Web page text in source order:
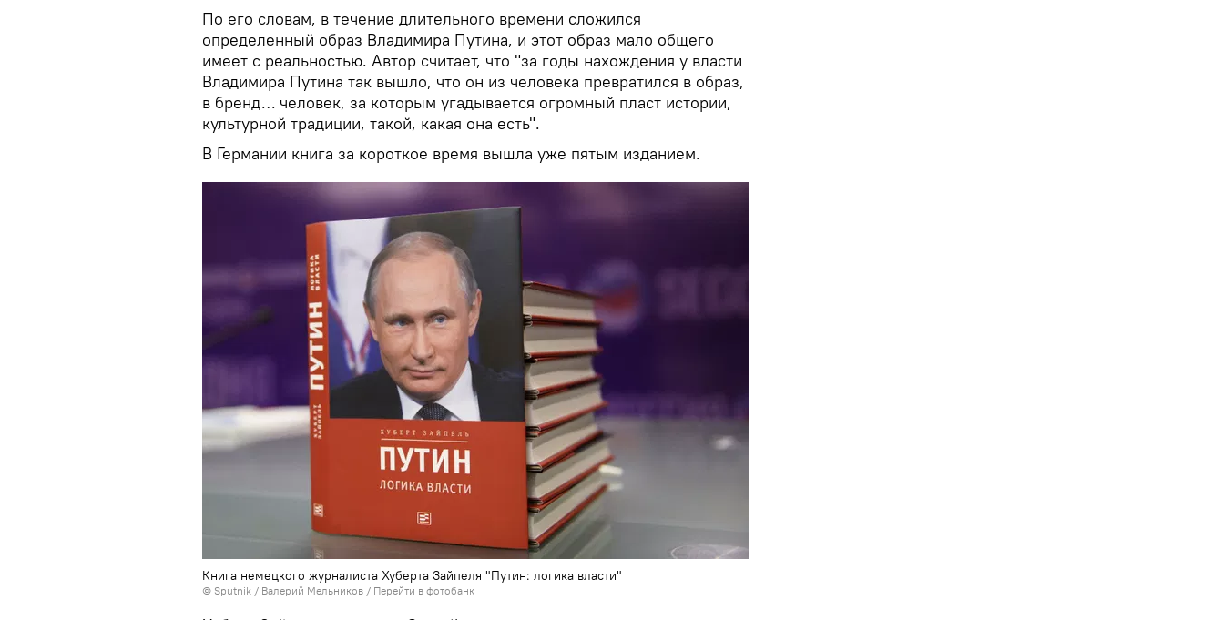
По его словам, в течение длительного времени сложился
определенный образ Владимира Путина, и этот образ мало общего
имеет с реальностью. Автор считает, что "за годы нахождения у власти
Владимира Путина так вышло, что он из человека превратился в образ,
в бренд… человек, за которым угадывается огромный пласт истории,
культурной традиции, такой, какая она есть".
В Германии книга за короткое время вышла уже пятым изданием.
Книга немецкого журналиста Хуберта Зайпеля "Путин: логика власти"
© Sputnik / Валерий Мельников / Перейти в фотобанк